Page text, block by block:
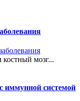
мозг...
иммунной системой